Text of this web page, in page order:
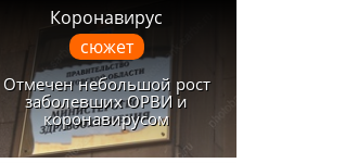
Коронавирус
сюжет
Отмечен небольшой рост
заболевших ОРВИ и
коронавирусом